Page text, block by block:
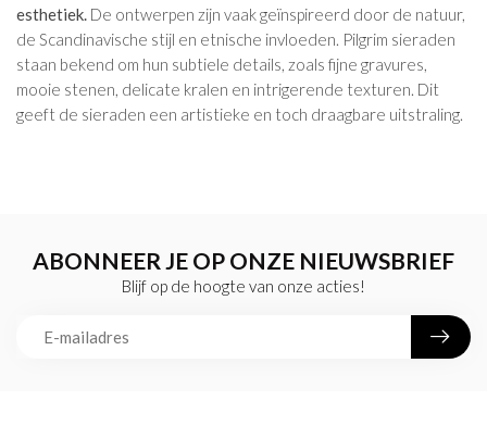
esthetiek. De ontwerpen zijn vaak geïnspireerd door de natuur,
de Scandinavische stijl en etnische invloeden. Pilgrim sieraden
staan bekend om hun subtiele details, zoals fijne gravures,
mooie stenen, delicate kralen en intrigerende texturen. Dit
geeft de sieraden een artistieke en toch draagbare uitstraling.
ABONNEER JE OP ONZE NIEUWSBRIEF
Blijf op de hoogte van onze acties!